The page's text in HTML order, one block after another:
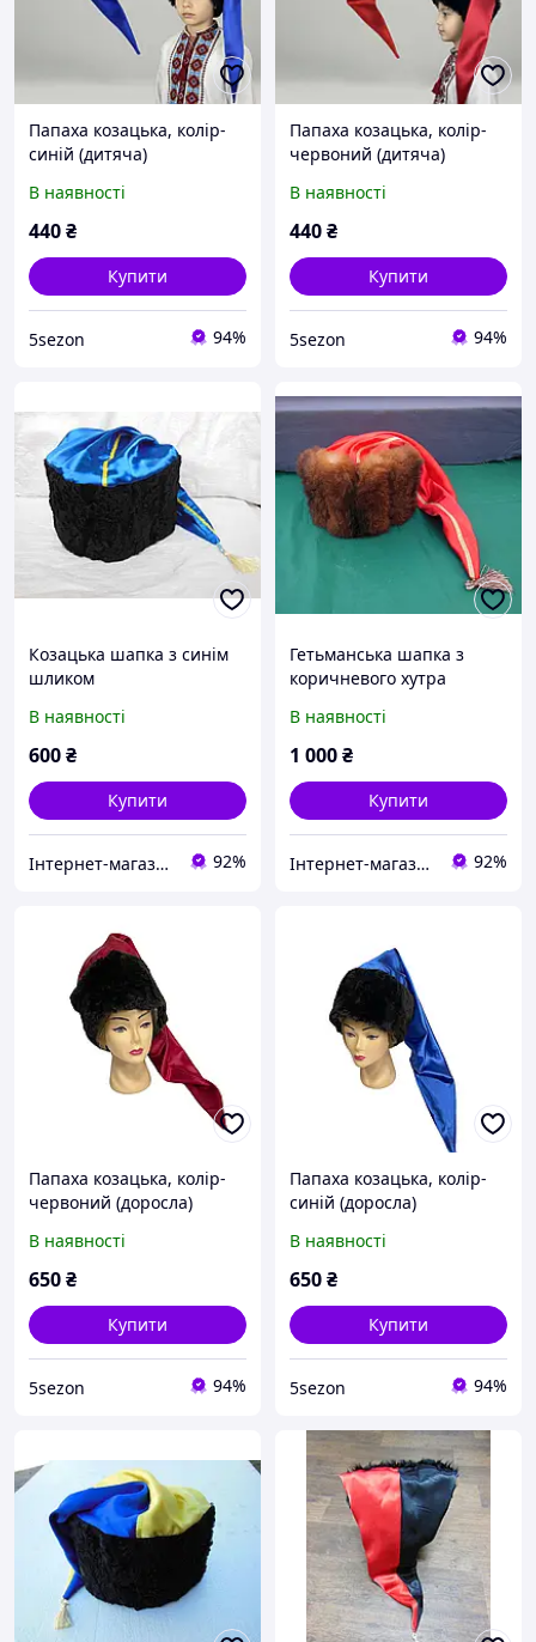
Папаха козацька, колір-
синій (дитяча)
В наявності
440₴
Купити
5sezon 94%
Папаха козацька, колір-
червоний (дитяча)
В наявності
440₴
Купити
5sezon 94%
Козацька шапка з синім
шликом
В наявності
600₴
Купити
Інтернет-магазин ГЕТЬМАН 92%
Гетьманська шапка з
коричневого хутра
В наявності
1 000₴
Купити
Інтернет-магазин ГЕТЬМАН 92%
Папаха козацька, колір-
червоний (доросла)
В наявності
650₴
Купити
5sezon 94%
Папаха козацька, колір-
синій (доросла)
В наявності
650₴
Купити
5sezon 94%